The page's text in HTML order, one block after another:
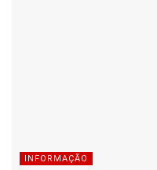
INFORMAÇÃO